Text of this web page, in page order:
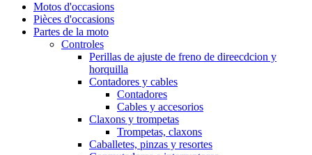
Motos d'occasions
Pièces d'occasions
Partes de la moto
Controles
Perillas de ajuste de freno de direecdcion y
horquilla
Contadores y cables
Contadores
Cables y accesorios
Claxons y trompetas
Trompetas, claxons
Caballetes, pinzas y resortes